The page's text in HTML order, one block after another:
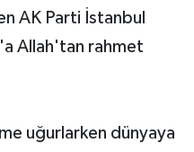
AK Parti İstanbul
Allah'tan rahmet
uğurlarken dünyaya